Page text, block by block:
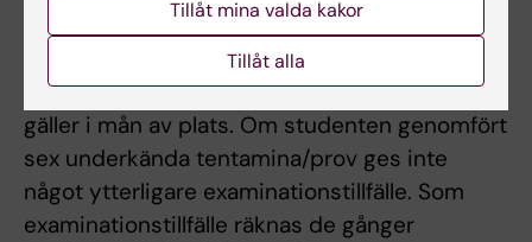
saknar godkänt resultat efter tre genomförda
examinationstillfällen kan erbjudas att gå om
momentet eller kurs ytterligare en gång. Detta
gäller i mån av plats. Om studenten genomfört
sex underkända tentamina/prov ges inte
något ytterligare examinationstillfälle. Som
examinationstillfälle räknas de gånger
Tillåt mina valda kakor
Tillåt alla